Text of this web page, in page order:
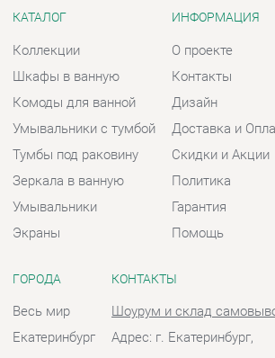
Зеркала в ванную
Умывальники
Экраны
Политика
Гарантия
Помощь
Весь мир
Екатеринбург
КОНТАКТЫ
Шоурум и склад самовывоза
Адрес: г. Екатеринбург,
Металлургов, 84
Телефон: +7 (343) 382-20-86
Пн - Пт:10:00 - 20:00 (GMT+5)